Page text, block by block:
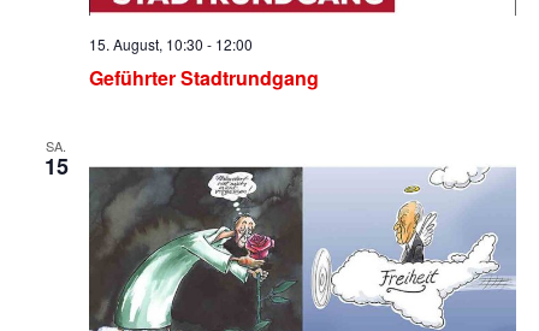
Geführter Stadtrundgang
15. August, 10:30 - 12:00
SA.
15